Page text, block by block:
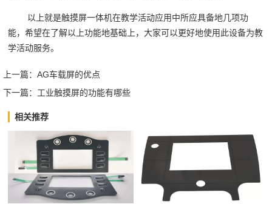
以上就是触摸屏一体机在教学活动应用中所应具备地几项功
能，希望在了解以上功能地基础上，大家可以更好地使用此设备为教
学活动服务。
上一篇： AG车载屏的优点
下一篇： 工业触摸屏的功能有哪些
相关推荐